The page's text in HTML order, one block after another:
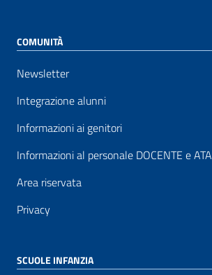
COMUNITÀ
Newsletter
Integrazione alunni
Informazioni ai genitori
Informazioni al personale DOCENTE e ATA
Area riservata
Privacy
SCUOLE INFANZIA